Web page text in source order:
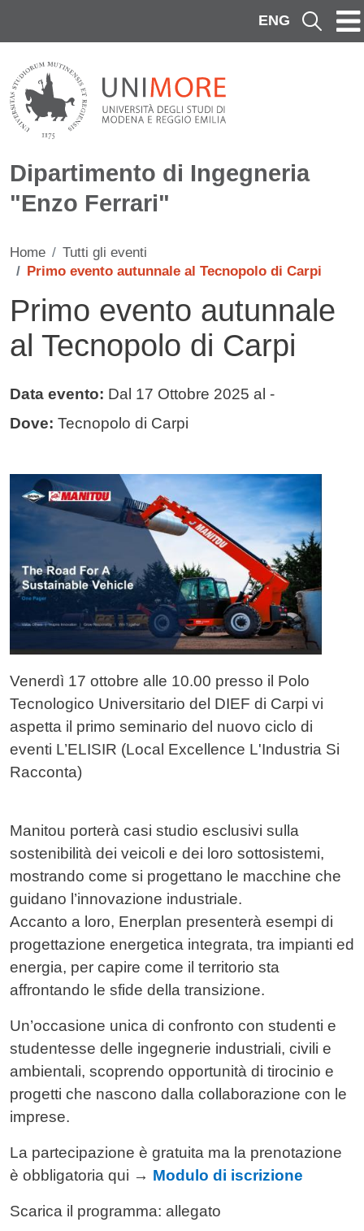
ENG Cerca
Dipartimento di Ingegneria
"Enzo Ferrari"
Home
Tutti gli eventi
Primo evento autunnale al Tecnopolo di Carpi
Primo evento autunnale
al Tecnopolo di Carpi
Data evento: Dal 17 Ottobre 2025 al -
Dove: Tecnopolo di Carpi
Immagine evento
Immagine
Testo evento
Venerdì 17 ottobre alle 10.00 presso il Polo
Tecnologico Universitario del DIEF di Carpi vi
aspetta il primo seminario del nuovo ciclo di
eventi L’ELISIR (Local Excellence L'Industria Si
Racconta)
Manitou porterà casi studio esclusivi sulla
sostenibilità dei veicoli e dei loro sottosistemi,
mostrando come si progettano le macchine che
guidano l’innovazione industriale.
Accanto a loro, Enerplan presenterà esempi di
progettazione energetica integrata, tra impianti ed
energia, per capire come il territorio sta
affrontando le sfide della transizione.
Un’occasione unica di confronto con studenti e
studentesse delle ingegnerie industriali, civili e
ambientali, scoprendo opportunità di tirocinio e
progetti che nascono dalla collaborazione con le
imprese.
La partecipazione è gratuita ma la prenotazione
è obbligatoria qui → Modulo di iscrizione
Scarica il programma: allegato